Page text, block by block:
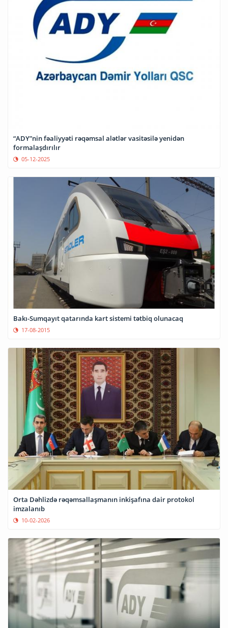
“ADY”nin fəaliyyəti rəqəmsal alətlər vasitəsilə yenidən
formalaşdırılır
05-12-2025
Bakı-Sumqayıt qatarında kart sistemi tətbiq olunacaq
17-08-2015
Orta Dəhlizdə rəqəmsallaşmanın inkişafına dair protokol
imzalanıb
10-02-2026